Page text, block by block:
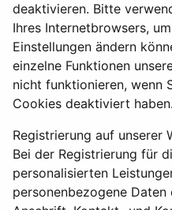
deaktivieren. Bitte
Ihres Internetbrowsers,
Einstellungen ändern
einzelne Funktionen
nicht funktionieren, wenn
Cookies deaktiviert haben.
Registrierung auf unserer
Bei der Registrierung für
personalisierten
personenbezogene Daten